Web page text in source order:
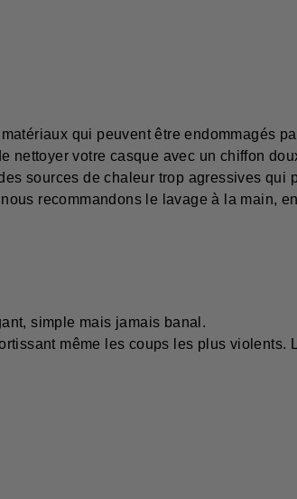
qui peuvent être endommagés
nettoyer votre casque avec un chiffon
sources de chaleur trop agressives qui
recommandons le lavage à la main,
simple mais jamais banal.
même les coups les plus